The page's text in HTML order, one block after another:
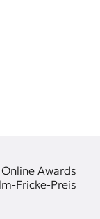
Awards
Fricke-Preis